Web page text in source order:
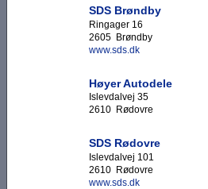
SDS Brøndby
Ringager 16
2605 Brøndby
www.sds.dk
Høyer Autodele
Islevdalvej 35
2610 Rødovre
SDS Rødovre
Islevdalvej 101
2610 Rødovre
www.sds.dk